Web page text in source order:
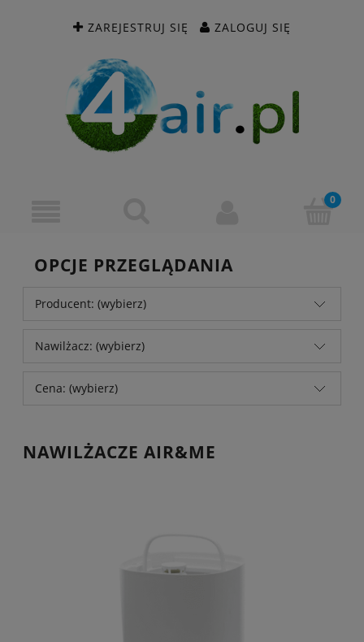
ZAREJESTRUJ SIĘ ZALOGUJ SIĘ
OPCJE PRZEGLĄDANIA
Producent: (wybierz)
Nawilżacz: (wybierz)
Cena: (wybierz)
NAWILŻACZE AIR&ME